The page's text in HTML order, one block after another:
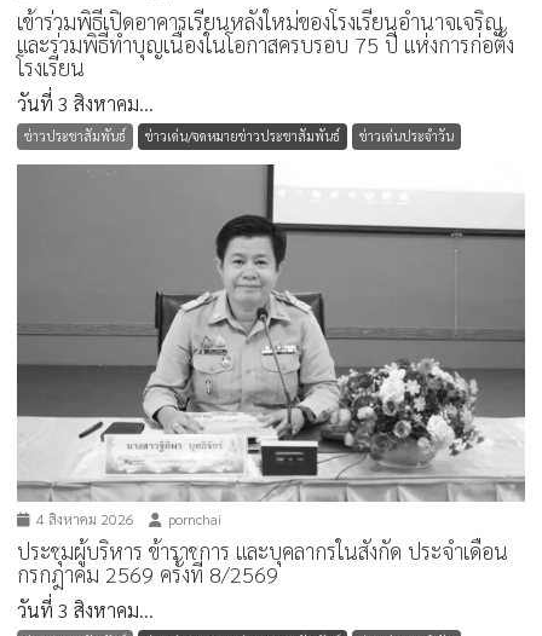
เข้าร่วมพิธีเปิดอาคารเรียนหลังใหม่ของโรงเรียนอำนาจเจริญ
และร่วมพิธีทำบุญเนื่องในโอกาสครบรอบ 75 ปี แห่งการก่อตั้ง
โรงเรียน
วันที่ 3 สิงหาคม...
ข่าวประชาสัมพันธ์ ข่าวเด่น/จดหมายข่าวประชาสัมพันธ์ ข่าวเด่นประจำวัน
4 สิงหาคม 2026 pornchai
ประชุมผู้บริหาร ข้าราชการ และบุคลากรในสังกัด ประจำเดือน
กรกฎาคม 2569 ครั้งที่ 8/2569
วันที่ 3 สิงหาคม...